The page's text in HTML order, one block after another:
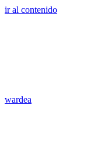
ir al contenido
wardea